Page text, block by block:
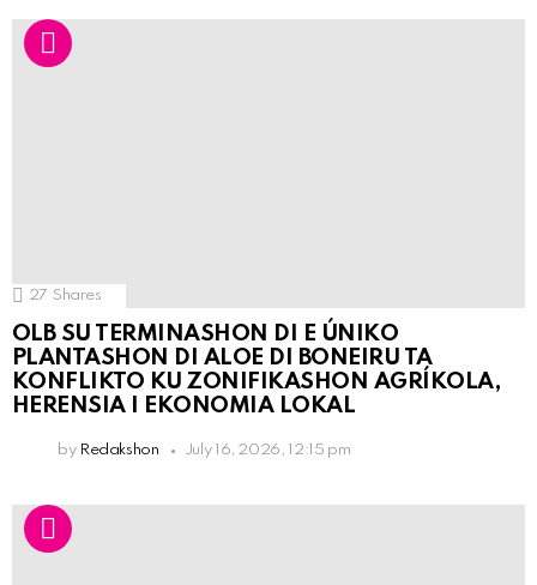
27 Shares
OLB SU TERMINASHON DI E ÚNIKO
PLANTASHON DI ALOE DI BONEIRU TA
KONFLIKTO KU ZONIFIKASHON AGRÍKOLA,
HERENSIA I EKONOMIA LOKAL
by Redakshon July 16, 2026, 12:15 pm